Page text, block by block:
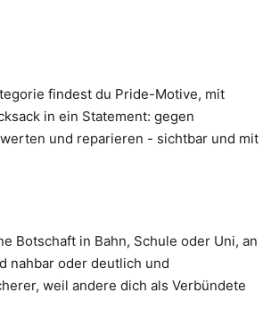
findest du Pride-Motive, mit
in ein Statement: gegen
und reparieren - sichtbar und mit
Botschaft in Bahn, Schule oder Uni, an
nahbar oder deutlich und
weil andere dich als Verbündete